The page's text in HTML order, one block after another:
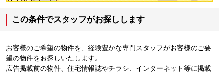
この条件でスタッフがお探しします
お客様のご希望の物件を、経験豊かな専門スタッフがお客様のご要
望の物件をお探しいたします。
広告掲載前の物件、住宅情報誌やチラシ、インターネット等に掲載